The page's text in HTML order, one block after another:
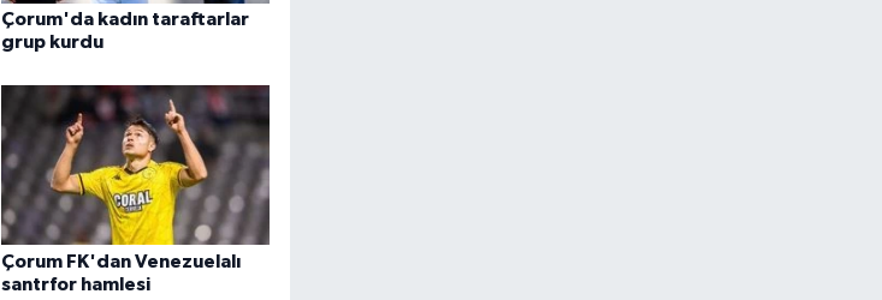
Çorum'da kadın taraftarlar
grup kurdu
Çorum FK'dan Venezuelalı
santrfor hamlesi